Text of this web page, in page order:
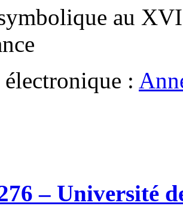
au XVI
:
– Université